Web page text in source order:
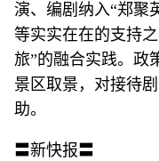
演、编剧纳入“郑聚
等实实在在的支持
旅”的融合实践。政
景区取景，对接待
助。
〓新快报〓